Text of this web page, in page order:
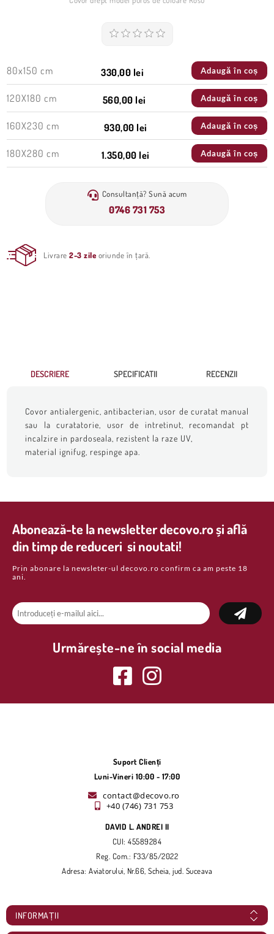
80x150 cm 330,00 lei Adaugă în coș
120X180 cm 560,00 lei Adaugă în coș
160X230 cm 930,00 lei Adaugă în coș
180X280 cm 1.350,00 lei Adaugă în coș
Consultanță? Sună acum
0746 731 753
Livrare2-3 zile oriunde în țară.
DESCRIERE SPECIFICATII RECENZII
Covor antialergenic, antibacterian, usor de curatat manual
sau la curatatorie, usor de intretinut, recomandat pt
incalzire in pardoseala, rezistent la raze UV,
material ignifug, respinge apa.
Abonează-te la newsletter decovo.ro și află
din timp de reduceri si noutati!
Prin abonare la newsleter-ul decovo.ro confirm ca am peste 18
ani.
Urmărește-ne în social media
Suport Clienți
Luni-Vineri 10:00 - 17:00
contact@decovo.ro
+40 (746) 731 753
DAVID L. ANDREI II
CUI: 45589284
Reg. Com.: F33/85/2022
Adresa: Aviatorului, Nr.66, Scheia, jud. Suceava
INFORMAȚII